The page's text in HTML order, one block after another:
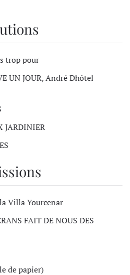
trop pour
UN JOUR, André Dhôtel
JARDINIER
Villa Yourcenar
FAIT DE NOUS DES
de papier)